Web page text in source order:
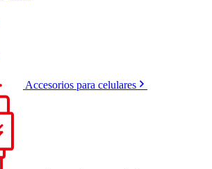
Accesorios para celulares